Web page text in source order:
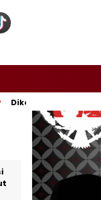
Mas Dar, Don